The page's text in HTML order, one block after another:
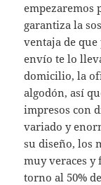
empezaremos
garantiza la
ventaja de
envío te lo
domicilio, la
algodón, así
impresos con
variado y
su diseño, los
muy veraces y
torno al 50%